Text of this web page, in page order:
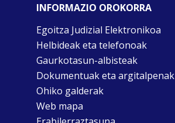
INFORMAZIO OROKORRA
Egoitza Judizial Elektronikoa
Helbideak eta telefonoak
Gaurkotasun-albisteak
Dokumentuak eta argitalpenak
Ohiko galderak
Web mapa